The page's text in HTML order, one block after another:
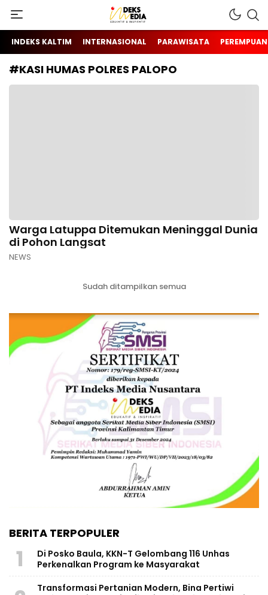
INDEKS MEDIA
Berita Hari Ini Di Indonesia & Internasional
INDEKS KALTIM INTERNASIONAL PARAWISATA
#KASI HUMAS POLRES PALOPO
Warga Latuppa Ditemukan Meninggal Dunia
di Pohon Langsat
NEWS
Sudah ditampilkan semua
BERITA TERPOPULER
1
Di Posko Baula, KKN-T Gelombang 116 Unhas
Perkenalkan Program ke Masyarakat
Transformasi Pertanian Modern, Bina Pertiwi